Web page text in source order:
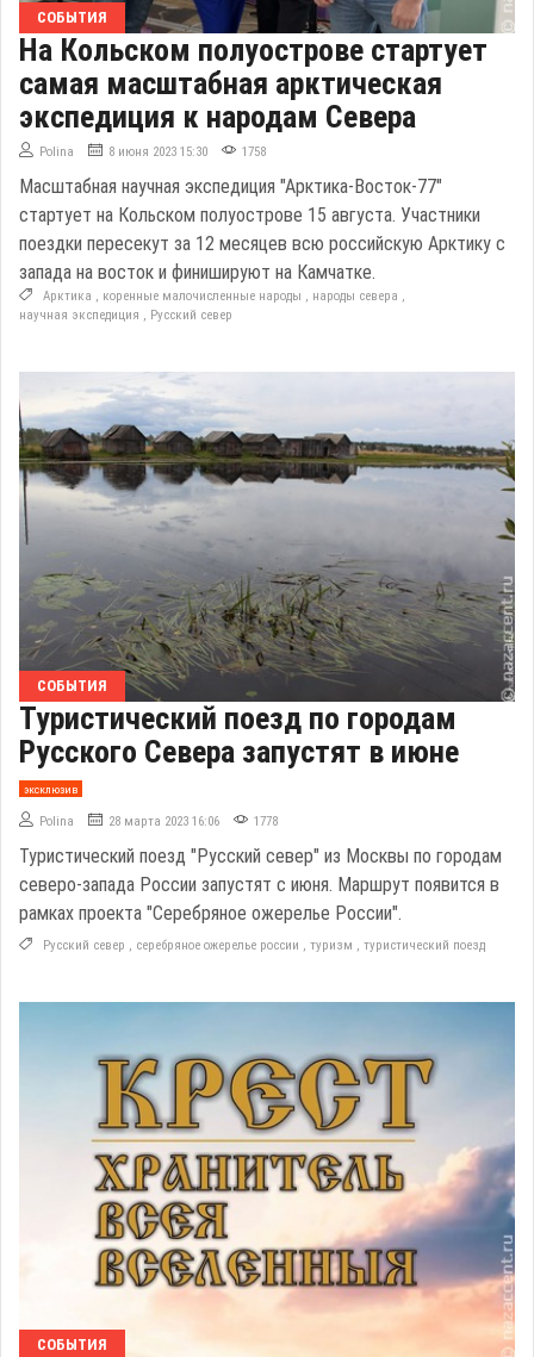
СОБЫТИЯ
На Кольском полуострове стартует
самая масштабная арктическая
экспедиция к народам Севера
Polina 8 июня 2023 15:30 1758
Масштабная научная экспедиция "Арктика-Восток-77"
стартует на Кольском полуострове 15 августа. Участники
поездки пересекут за 12 месяцев всю российскую Арктику с
запада на восток и финишируют на Камчатке.
Арктика , коренные малочисленные народы , народы севера ,
научная экспедиция , Русский север
СОБЫТИЯ
Туристический поезд по городам
Русского Севера запустят в июне
эксклюзив
Polina 28 марта 2023 16:06 1778
Туристический поезд "Русский север" из Москвы по городам
северо-запада России запустят с июня. Маршрут появится в
рамках проекта "Серебряное ожерелье России".
Русский север , серебряное ожерелье россии , туризм , туристический поезд
СОБЫТИЯ